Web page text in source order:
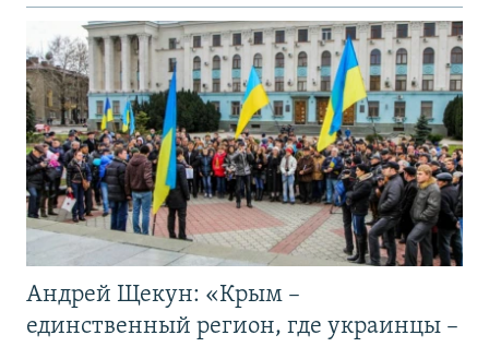
Андрей Щекун: «Крым –
единственный регион, где украинцы –